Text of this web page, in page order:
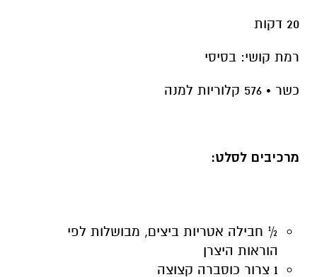
20 דקות
רמת קושי: בסיסי
כשר • 576 קלוריות למנה
מרכיבים לסלט:
½ חבילה אטריות ביצים, מבושלות לפי
הוראות היצרן
1 צרור כוסברה קצוצה